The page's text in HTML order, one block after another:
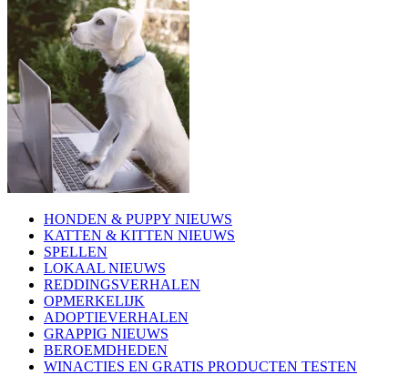
HONDEN & PUPPY NIEUWS
KATTEN & KITTEN NIEUWS
SPELLEN
LOKAAL NIEUWS
REDDINGSVERHALEN
OPMERKELIJK
ADOPTIEVERHALEN
GRAPPIG NIEUWS
BEROEMDHEDEN
WINACTIES EN GRATIS PRODUCTEN TESTEN